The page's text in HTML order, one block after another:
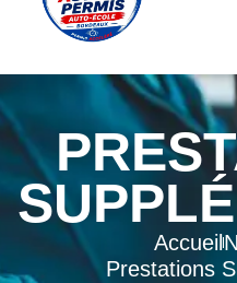
Accueil
Prestations